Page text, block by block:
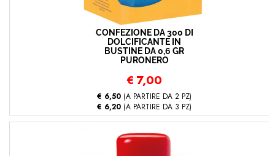
CONFEZIONE DA 300 DI
DOLCIFICANTE IN
BUSTINE DA 0,6 GR
PURONERO
€ 7,00
€ 6,50 (A PARTIRE DA 2 PZ)
€ 6,20 (A PARTIRE DA 3 PZ)